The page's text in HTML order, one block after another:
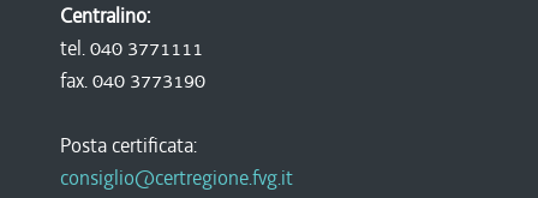
Centralino:
tel. 040 3771111
fax. 040 3773190
Posta certificata:
consiglio@certregione.fvg.it